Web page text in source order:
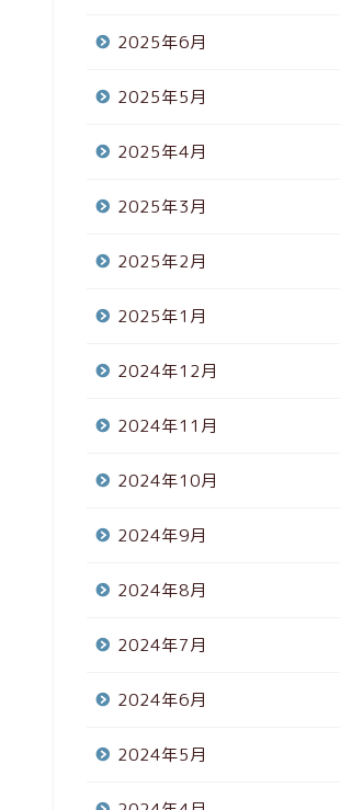
2025年6月
2025年5月
2025年4月
2025年3月
2025年2月
2025年1月
2024年12月
2024年11月
2024年10月
2024年9月
2024年8月
2024年7月
2024年6月
2024年5月